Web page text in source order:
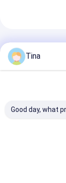
추천된 제품
Tina
Good day, what